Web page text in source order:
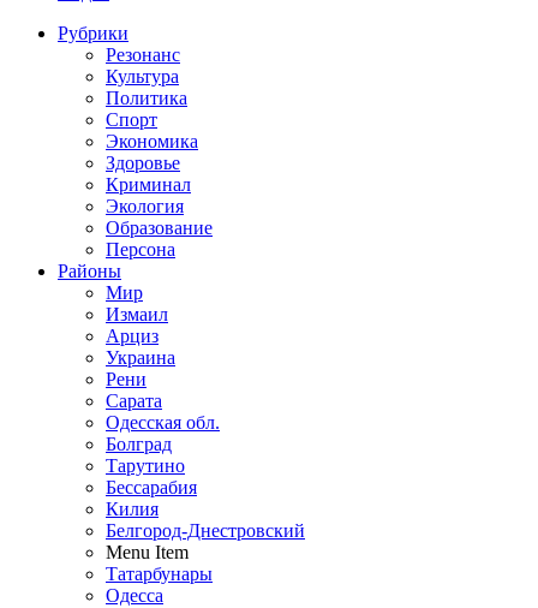
Рубрики
Резонанс
Культура
Политика
Спорт
Экономика
Здоровье
Криминал
Экология
Образование
Персона
Районы
Мир
Измаил
Арциз
Украина
Рени
Сарата
Одесская обл.
Болград
Тарутино
Бессарабия
Килия
Белгород-Днестровский
Menu Item
Татарбунары
Одесса